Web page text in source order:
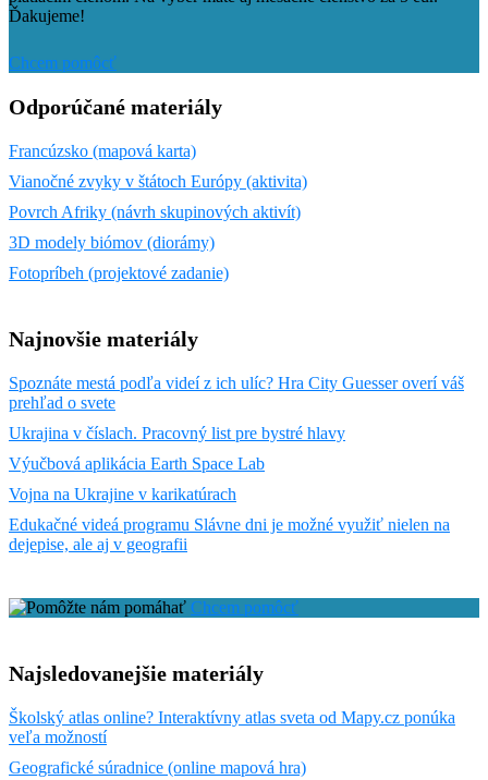
Ďakujeme!
Chcem pomôcť
Odporúčané materiály
Francúzsko (mapová karta)
Vianočné zvyky v štátoch Európy (aktivita)
Povrch Afriky (návrh skupinových aktivít)
3D modely biómov (diorámy)
Fotopríbeh (projektové zadanie)
Najnovšie materiály
Spoznáte mestá podľa videí z ich ulíc? Hra City Guesser overí váš
prehľad o svete
Ukrajina v číslach. Pracovný list pre bystré hlavy
Výučbová aplikácia Earth Space Lab
Vojna na Ukrajine v karikatúrach
Edukačné videá programu Slávne dni je možné využiť nielen na
dejepise, ale aj v geografii
Chcem pomôcť
Najsledovanejšie materiály
Školský atlas online? Interaktívny atlas sveta od Mapy.cz ponúka
veľa možností
Geografické súradnice (online mapová hra)